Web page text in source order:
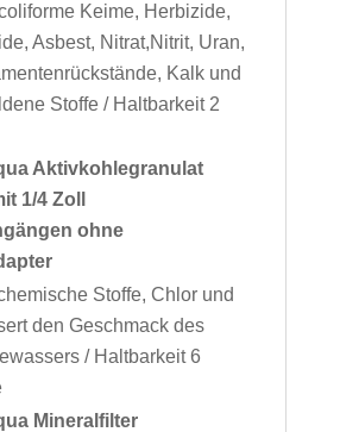
Keime, Herbizide,
Asbest, Nitrat,Nitrit, Uran,
Kalk und
Stoffe / Haltbarkeit 2
Aktivkohlegranulat
1/4 Zoll
ohne
Stoffe, Chlor und
den Geschmack des
/ Haltbarkeit 6
Mineralfilter